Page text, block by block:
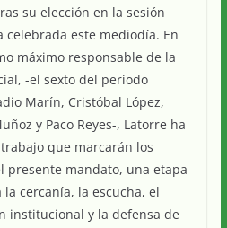
su elección en la sesión
este mediodía. En
máximo responsable de la
-el sexto del periodo
Marín, Cristóbal López,
y Paco Reyes-, Latorre ha
que marcarán los
presente mandato, una etapa
cercanía, la escucha, el
institucional y la defensa de